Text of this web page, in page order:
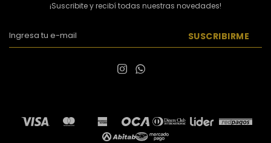
¡Suscribite y recibí todas nuestras novedades!
SUSCRIBIRME
 